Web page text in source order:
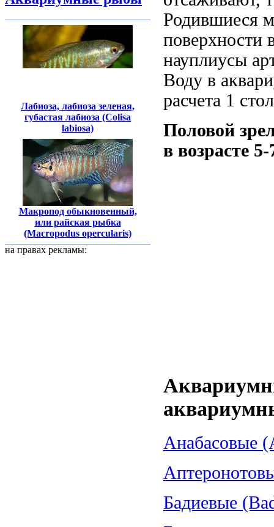
Лабиоза, лабиоза зеленая,
губастая лабиоза (Colisa
labiosa)
Макропод обыкновенный,
или райская рыбка
(Macropodus opercularis)
на правах рекламы:
Родившиеся
поверхности
науплиусы
Воду в
расчета 1
Половой
в возрасте
Анабасовые
Бадиевые